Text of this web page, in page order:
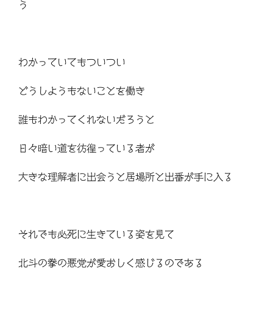
う
わかっていてもついつい
どうしようもないことを働き
誰もわかってくれないだろうと
日々暗い道を彷徨っている者が
大きな理解者に出会うと居場所と出番が手に入る
それでも必死に生きている姿を見て
北斗の拳の悪党が愛おしく感じるのである